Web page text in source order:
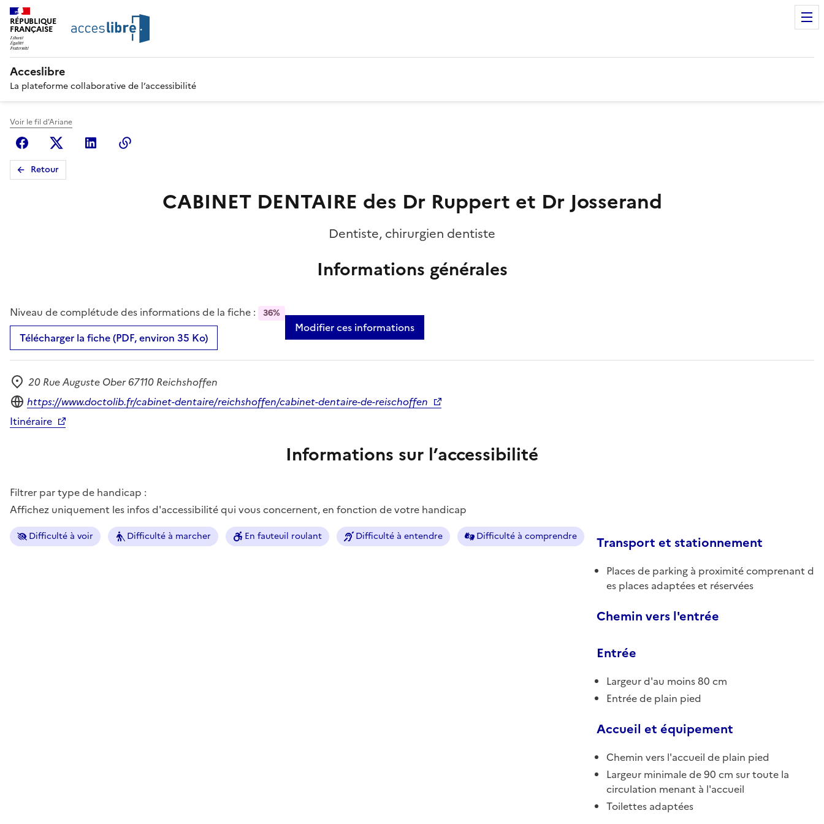
RÉPUBLIQUE
FRANÇAISE
Acceslibre
La plateforme collaborative de l’accessibilité
Voir le fil d'Ariane
FacebookX (anciennement Twitter)
Linkedin
Retour
CABINET DENTAIRE des Dr Ruppert et Dr Josserand
Dentiste, chirurgien dentiste
Informations générales
Niveau de complétude des informations de la fiche : 36%
Télécharger la fiche (PDF, environ 35 Ko)
Modifier ces informations
Adresse
20 Rue Auguste Ober 67110 Reichshoffen
Site internet
https://www.doctolib.fr/cabinet-dentaire/reichshoffen/cabinet-dentaire-de-reischoffen
Itinéraire
Informations sur l’accessibilité
Filtrer par type de handicap :
Affichez uniquement les infos d'accessibilité qui vous concernent, en fonction de votre handicap
Difficulté à voir Difficulté à marcher En fauteuil roulant Difficulté à entendre Difficulté à comprendre Transport et stationnement
Places de parking à proximité comprenant d
es places adaptées et réservées
Chemin vers l'entrée
Entrée
Largeur d'au moins 80 cm
Entrée de plain pied
Accueil et équipement
Chemin vers l'accueil de plain pied
Largeur minimale de 90 cm sur toute la
circulation menant à l'accueil
Toilettes adaptées